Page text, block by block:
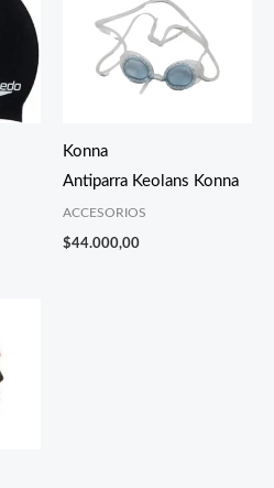
Konna
Antiparra Keolans Konna
ACCESORIOS
$44.000,00